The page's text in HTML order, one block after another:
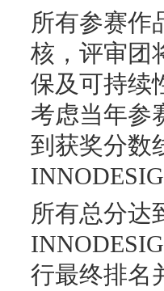
所有参赛作
核，评审团
保及可持续
考虑当年参
到获奖分数
所有总分达
行最终排名